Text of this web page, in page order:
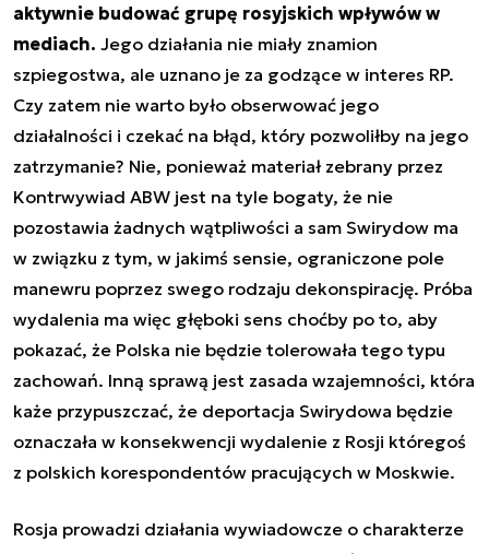
aktywnie budować grupę rosyjskich wpływów w
mediach. Jego działania nie miały znamion
szpiegostwa, ale uznano je za godzące w interes RP.
Czy zatem nie warto było obserwować jego
działalności i czekać na błąd, który pozwoliłby na jego
zatrzymanie? Nie, ponieważ materiał zebrany przez
Kontrwywiad ABW jest na tyle bogaty, że nie
pozostawia żadnych wątpliwości a sam Swirydow ma
w związku z tym, w jakimś sensie, ograniczone pole
manewru poprzez swego rodzaju dekonspirację. Próba
wydalenia ma więc głęboki sens choćby po to, aby
pokazać, że Polska nie będzie tolerowała tego typu
zachowań. Inną sprawą jest zasada wzajemności, która
każe przypuszczać, że deportacja Swirydowa będzie
oznaczała w konsekwencji wydalenie z Rosji któregoś
z polskich korespondentów pracujących w Moskwie.
Rosja prowadzi działania wywiadowcze o charakterze